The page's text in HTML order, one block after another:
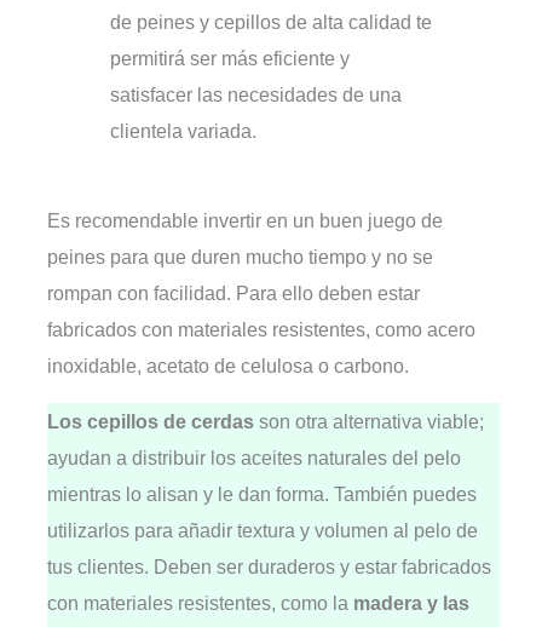
de peines y cepillos de alta calidad te
permitirá ser más eficiente y
satisfacer las necesidades de una
clientela variada.
Es recomendable invertir en un buen juego de
peines para que duren mucho tiempo y no se
rompan con facilidad. Para ello deben estar
fabricados con materiales resistentes, como acero
inoxidable, acetato de celulosa o carbono.
Los cepillos de cerdas son otra alternativa viable;
ayudan a distribuir los aceites naturales del pelo
mientras lo alisan y le dan forma. También puedes
utilizarlos para añadir textura y volumen al pelo de
tus clientes. Deben ser duraderos y estar fabricados
con materiales resistentes, como la madera y las